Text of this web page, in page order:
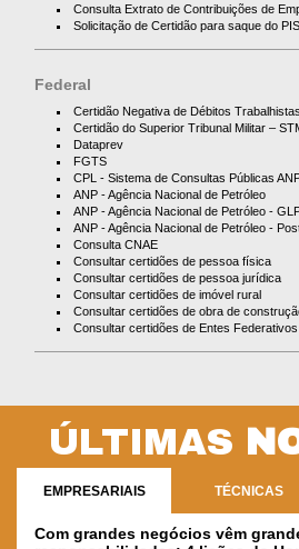
Consulta Extrato de Contribuições de
Solicitação de Certidão para saque do
Federal
Certidão Negativa de Débitos Trabalhistas
Certidão do Superior Tribunal Militar –
Dataprev
FGTS
CPL - Sistema de Consultas Públicas
ANP - Agência Nacional de Petróleo
ANP - Agência Nacional de Petróleo -
ANP - Agência Nacional de Petróleo -
Consulta CNAE
Consultar certidões de pessoa física
Consultar certidões de pessoa jurídica
Consultar certidões de imóvel rural
Consultar certidões de obra de
Consultar certidões de Entes Federativos
ÚLTIMAS
EMPRESARIAIS TÉCNICAS
Com grandes negócios vêm